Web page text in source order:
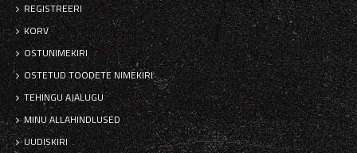
REGISTREERI
KORV
OSTUNIMEKIRI
OSTETUD TOODETE NIMEKIRI
TEHINGU AJALUGU
MINU ALLAHINDLUSED
UUDISKIRI